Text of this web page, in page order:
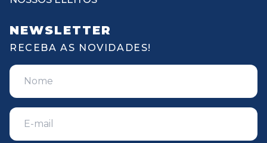
NEWSLETTER
RECEBA AS NOVIDADES!